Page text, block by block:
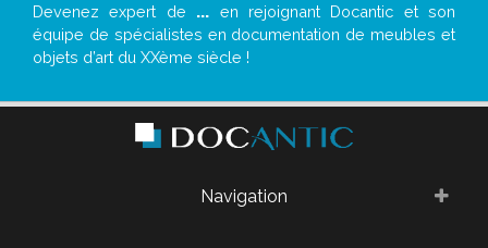
Devenez expert de ... en rejoignant Docantic et son
équipe de spécialistes en documentation de meubles et
objets d’art du XXème siècle !
Navigation